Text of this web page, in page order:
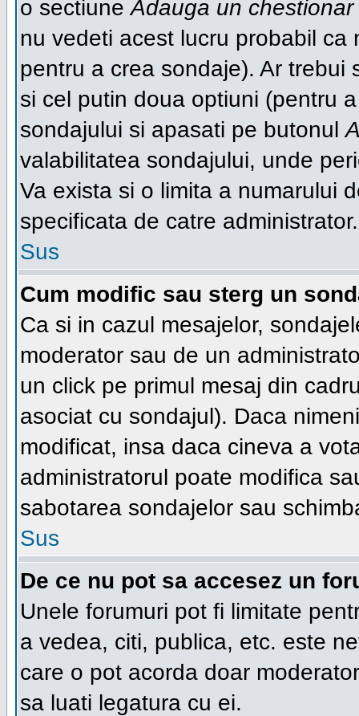
o sectiuneAdauga un chestionar
nu vedeti acest lucru probabil
pentru a crea sondaje). Ar
si cel putin doua optiuni (pentru
sondajului si apasati pe butonul
valabilitatea sondajului, unde
Va exista si o limita a numarului
specificata de catre administrator.
Sus
Cum modific sau sterg un
Ca si in cazul mesajelor,
moderator sau de un
un click pe primul mesaj din
asociat cu sondajul). Daca
modificat, insa daca cineva a
administratorul poate modifica
sabotarea sondajelor sau
Sus
De ce nu pot sa accesez un
Unele forumuri pot fi limitate
a vedea, citi, publica, etc. este
care o pot acorda doar
sa luati legatura cu ei.